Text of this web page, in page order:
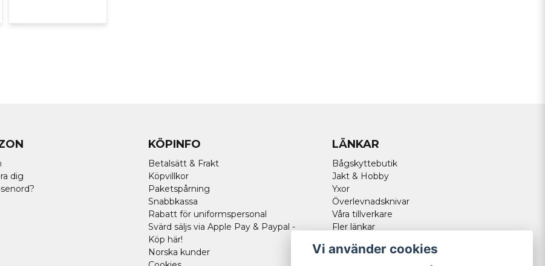
dig
KÖPINFO
Betalsätt & Frakt
Köpvillkor
Paketspårning
Snabbkassa
Rabatt för uniformspersonal
Svärd säljs via Apple Pay & Paypal -
Köp här!
Norska kunder
LÄNKAR
Bågskyttebutik
Jakt & Hobby
Yxor
Överlevnadsknivar
Våra tillverkare
Fler länkar
Vi använder cookies